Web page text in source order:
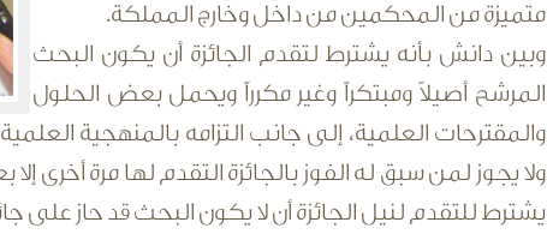
متميزة من المحكمين من داخل وخارج المملكة.
وبين دانش بأنه يشترط لتقدم الجائزة أن يكون البحث
المرشح أصيلاً ومبتكراً وغير مكرراً ويحمل بعض الحلول
والمقترحات العلمية، إلى جانب التزامه بالمنهجية
ولا يجوز لمن سبق له الفوز بالجائزة التقدم لها مرة
يشترط للتقدم لنيل الجائزة أن لا يكون البحث قد حاز على